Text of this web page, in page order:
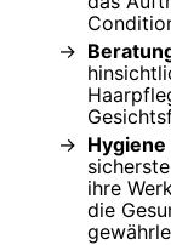
ihre
die